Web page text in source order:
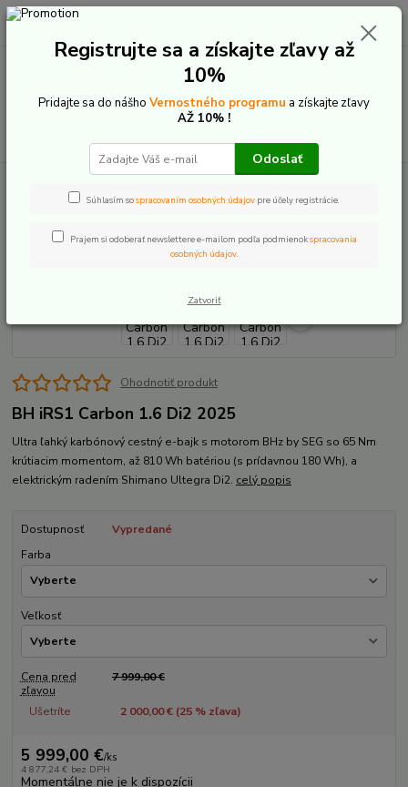
+421 907 20 22 33
0,00 €
BH iRS1 Carbon 1.6 Di2 2025
Ohodnotiť produkt
BH iRS1 Carbon 1.6 Di2 2025
Ultra ľahký karbónový cestný e-bajk s motorom BHz by SEG so 65 Nm
krútiacim momentom, až 810 Wh batériou (s prídavnou 180 Wh), a
elektrickým radením Shimano Ultegra Di2. celý popis
Dostupnosť
Vypredané
Farba
Veľkosť
Cena pred
zľavou
7 999,00 €
Ušetríte 2 000,00 € (25% zľava)
5 999,00 €/ks
4 877,24 € bez DPH
Momentálne nie je k dispozícii
Registrujte sa a získajte zľavy až
10%
Pridajte sa do nášho Vernostného programu a získajte zľavy
AŽ 10% !
Odoslať
Súhlasím sospracovaním osobných údajov pre účely registrácie.
Prajem si odoberať newslettere e-mailom podľa podmienokspracovania
osobných údajov.
Zatvoriť